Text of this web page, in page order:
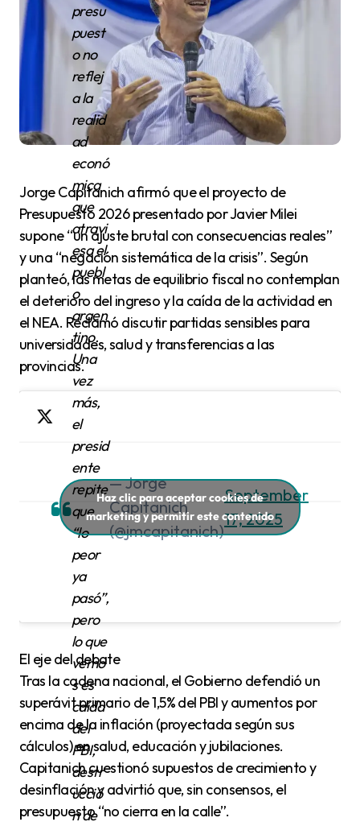
Jorge Capitanich afirmó que el proyecto de
Presupuesto 2026 presentado por Javier Milei
supone “un ajuste brutal con consecuencias reales”
y una “negación sistemática de la crisis”. Según
planteó, las metas de equilibrio fiscal no contemplan
el deterioro del ingreso y la caída de la actividad en
el NEA. Reclamó discutir partidas sensibles para
universidades, salud y transferencias a las
provincias.
presu
puest
o no
reflej
a la
realid
ad
econó
mica
que
atravi
esa el
puebl
o
argen
tino.
Una
vez
más,
el
presid
ente
repite
que
“lo
peor
ya
pasó”,
pero
lo que
vemo
s es
caída
del
PBI,
destr
ucció
n de
— Jorge
Capitanich
(@jmcapitanich)
September
17, 2025
Haz clic para aceptar cookies de
marketing y permitir este contenido
El eje del debate
Tras la cadena nacional, el Gobierno defendió un
superávit primario de 1,5% del PBI y aumentos por
encima de la inflación (proyectada según sus
cálculos) en salud, educación y jubilaciones.
Capitanich cuestionó supuestos de crecimiento y
desinflación y advirtió que, sin consensos, el
presupuesto “no cierra en la calle”.